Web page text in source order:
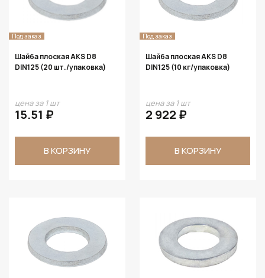
Под заказ
Шайба плоская AKS D8
DIN125 (20 шт./упаковка)
цена за 1 шт
15.51 ₽
В КОРЗИНУ
Под заказ
Шайба плоская AKS D8
DIN125 (10 кг/упаковка)
цена за 1 шт
2 922 ₽
В КОРЗИНУ